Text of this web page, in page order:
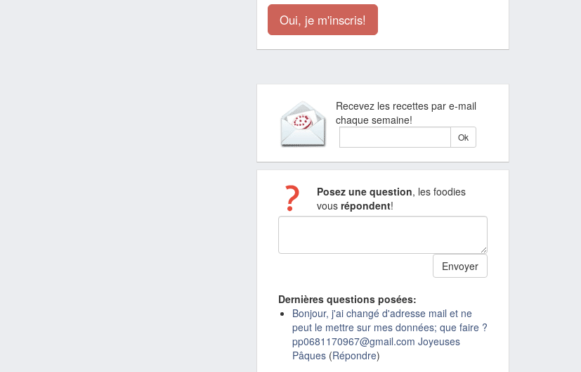
Oui, je m'inscris!
Recevez les recettes par e-mail
chaque semaine!
Posez une question, les foodies
vous répondent!
Dernières questions posées:
Bonjour, j'ai changé d'adresse mail et ne
peut le mettre sur mes données; que faire ?
pp0681170967@gmail.com Joyeuses
Pâques (Répondre)